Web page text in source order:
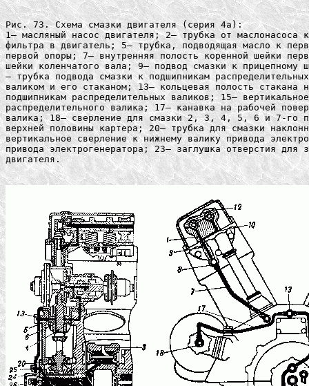
Рис. 73. Схема смазки двигателя (серия 4а):
1— масляный насос двигателя; 2— трубка от
фильтра в двигатель; 5— трубка, подводящая масло к
первой опоры; 7— внутренняя полость коренной шейки
шейки коленчатого вала; 9— подвод смазки к прицепному
— трубка подвода смазки к подшипникам
валиком и его стаканом; 13— кольцевая полость стакана
подшипникам распределительных валиков; 15—
распределительного валика; 17— канавка на рабочей
валика; 18— сверление для смазки 2, 3, 4, 5, 6 и 7-го
верхней половины картера; 20— трубка для смазки
вертикальное сверление к нижнему валику привода
привода электрогенератора; 23— заглушка отверстия для
двигателя.